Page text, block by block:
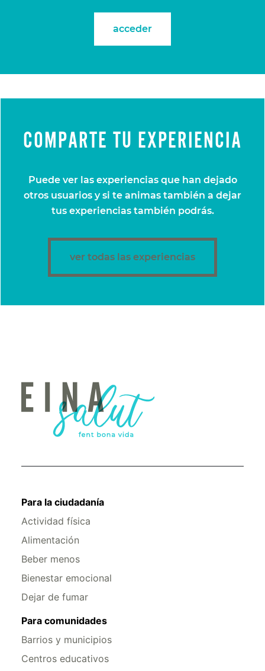
acceder
COMPARTE TU EXPERIENCIA
Puede ver las experiencias que han dejado
otros usuarios y si te animas también a dejar
tus experiencias también podrás.
ver todas las experiencias
Para la ciudadanía
Actividad física
Alimentación
Beber menos
Bienestar emocional
Dejar de fumar
Para comunidades
Barrios y municipios
Centros educativos